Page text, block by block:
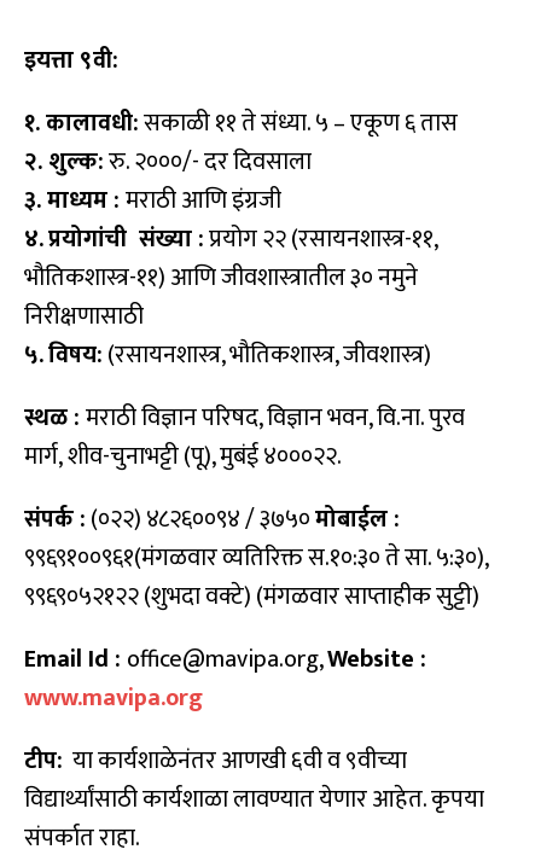
इयत्ता ९वी:
१. कालावधी:सकाळी ११ ते संध्या. ५ – एकूण ६ तास
२. शुल्क:रु. २०००/- दर दिवसाला
३. माध्यम :मराठी आणि इंग्रजी
४.प्रयोगांची संख्या:प्रयोग २२ (रसायनशास्त्र-११,
भौतिकशास्त्र-११) आणि जीवशास्त्रातील ३० नमुने
निरीक्षणासाठी
५.विषय:(रसायनशास्त्र, भौतिकशास्त्र, जीवशास्त्र)
स्थळ :मराठी विज्ञान परिषद, विज्ञान भवन, वि.ना. पुरव
मार्ग, शीव-चुनाभट्टी (पू), मुबंई ४०००२२.
संपर्क :(०२२) ४८२६००९४ / ३७५०मोबाईल:
९९६९१००९६१(मंगळवार व्यतिरिक्त स.१०:३० ते सा. ५:३०),
९९६९०५२१२२ (शुभदा वक्टे) (मंगळवार साप्ताहीक सुट्टी)
Email Id : office@mavipa.org,Website :
www.mavipa.org
टीप: या कार्यशाळेनंतर आणखी ६वी व ९वीच्या
विद्यार्थ्यांसाठी कार्यशाळा लावण्यात येणार आहेत. कृपया
संपर्कात राहा.